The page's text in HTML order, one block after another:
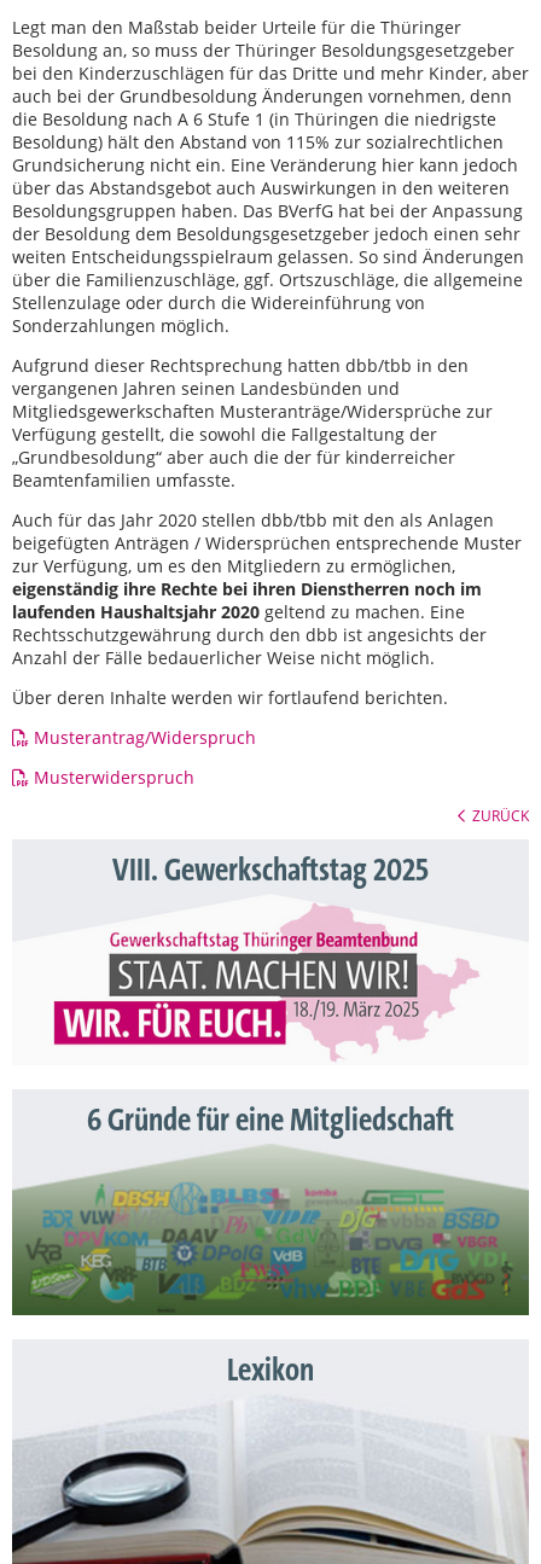
Legt man den Maßstab beider Urteile für die Thüringer
Besoldung an, so muss der Thüringer Besoldungsgesetzgeber
bei den Kinderzuschlägen für das Dritte und mehr Kinder, aber
auch bei der Grundbesoldung Änderungen vornehmen, denn
die Besoldung nach A 6 Stufe 1 (in Thüringen die niedrigste
Besoldung) hält den Abstand von 115% zur sozialrechtlichen
Grundsicherung nicht ein. Eine Veränderung hier kann jedoch
über das Abstandsgebot auch Auswirkungen in den weiteren
Besoldungsgruppen haben. Das BVerfG hat bei der Anpassung
der Besoldung dem Besoldungsgesetzgeber jedoch einen sehr
weiten Entscheidungsspielraum gelassen. So sind Änderungen
über die Familienzuschläge, ggf. Ortszuschläge, die allgemeine
Stellenzulage oder durch die Widereinführung von
Sonderzahlungen möglich.
Aufgrund dieser Rechtsprechung hatten dbb/tbb in den
vergangenen Jahren seinen Landesbünden und
Mitgliedsgewerkschaften Musteranträge/Widersprüche zur
Verfügung gestellt, die sowohl die Fallgestaltung der
„Grundbesoldung“ aber auch die der für kinderreicher
Beamtenfamilien umfasste.
Auch für das Jahr 2020 stellen dbb/tbb mit den als Anlagen
beigefügten Anträgen / Widersprüchen entsprechende Muster
zur Verfügung, um es den Mitgliedern zu ermöglichen,
eigenständig ihre Rechte bei ihren Dienstherren noch im
laufenden Haushaltsjahr 2020 geltend zu machen. Eine
Rechtsschutzgewährung durch den dbb ist angesichts der
Anzahl der Fälle bedauerlicher Weise nicht möglich.
Über deren Inhalte werden wir fortlaufend berichten.
Musterantrag/Widerspruch
Musterwiderspruch
ZURÜCK
VIII. Gewerkschaftstag 2025
6 Gründe für eine Mitgliedschaft
Lexikon